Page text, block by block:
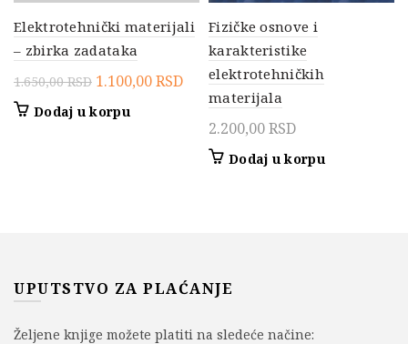
Elektrotehnički materijali
– zbirka zadataka
1.650,00RSD Originalna
1.100,00RSDTrenutna
cena
1.100,00 RSD.
Dodaj u korpu
Fizičke osnove i
karakteristike
elektrotehničkih
materijala
2.200,00RSD
Dodaj u korpu
UPUTSTVO ZA PLAĆANJE
Željene knjige možete platiti na sledeće načine: